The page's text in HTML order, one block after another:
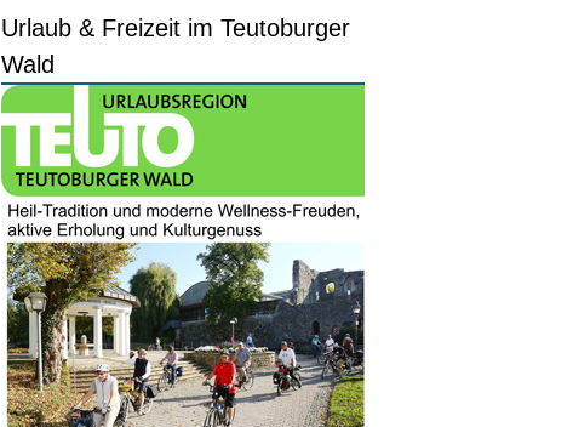
Urlaub & Freizeit im Teutoburger
Wald